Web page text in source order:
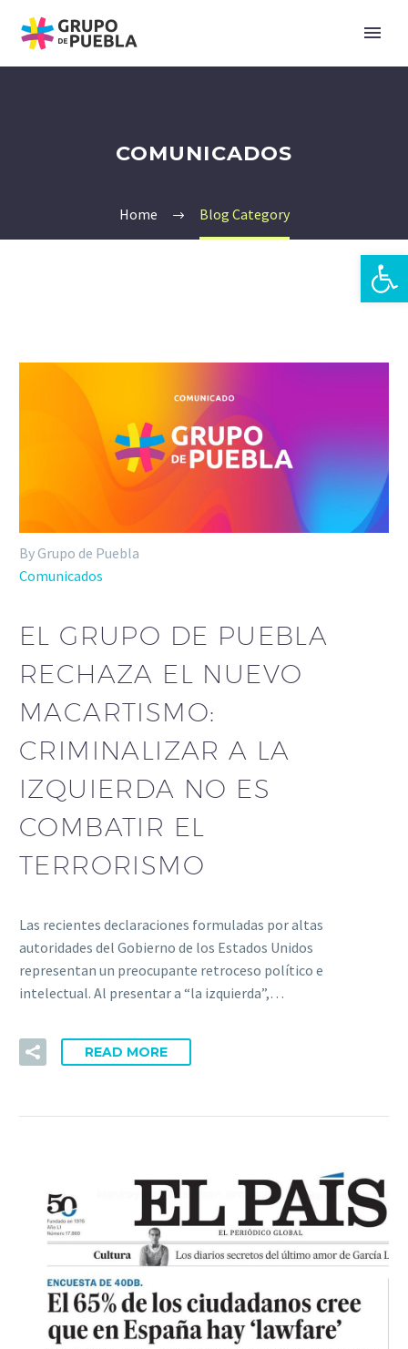
COMUNICADOS
Home Blog Category
By Grupo de Puebla
Comunicados
EL GRUPO DE PUEBLA
RECHAZA EL NUEVO
MACARTISMO:
CRIMINALIZAR A LA
IZQUIERDA NO ES
COMBATIR EL
TERRORISMO
Las recientes declaraciones formuladas por altas
autoridades del Gobierno de los Estados Unidos
representan un preocupante retroceso político e
intelectual. Al presentar a “la izquierda”,…
READ MORE